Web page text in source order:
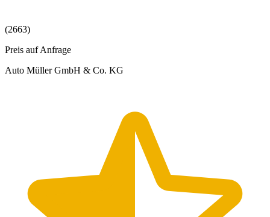
(2663)
Preis auf Anfrage
Auto Müller GmbH & Co. KG